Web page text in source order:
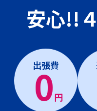
安心!!
出張費
0円